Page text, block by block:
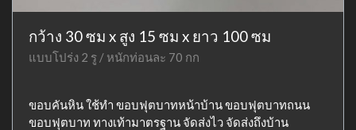
กว้าง 30 ซม x สูง 15 ซม x ยาว 100 ซม
แบบโปร่ง 2 รู / หนักท่อนละ 70 กก
ขอบคันหิน ใช้ทำ ขอบฟุตบาทหน้าบ้าน ขอบฟุตบาทถนน
ขอบฟุตบาท ทางเท้ามาตรฐาน จัดส่งไว จัดส่งถึงบ้าน